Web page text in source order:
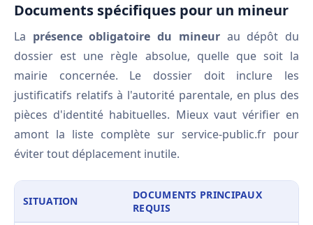
Documents spécifiques pour un mineur
La présence obligatoire du mineurau dépôt du
dossier est une règle absolue, quelle que soit la
mairie concernée. Le dossier doit inclure les
justificatifs relatifs à l'autorité parentale, en plus des
pièces d'identité habituelles. Mieux vaut vérifier en
amont la liste complète sur service-public.fr pour
éviter tout déplacement inutile.
SITUATION
DOCUMENTS PRINCIPAUX
REQUIS